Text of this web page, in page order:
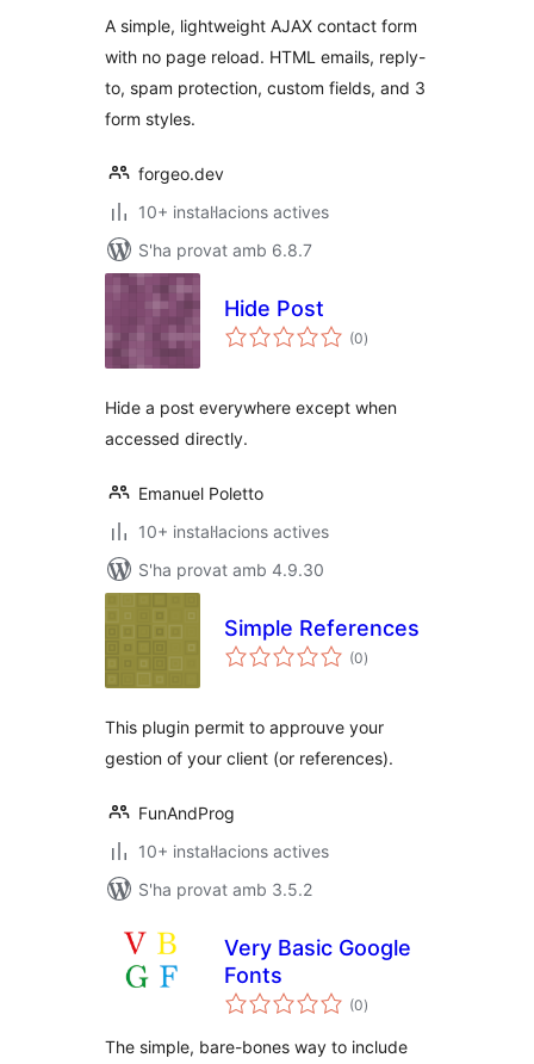
A simple, lightweight AJAX contact form
with no page reload. HTML emails, reply-
to, spam protection, custom fields, and 3
form styles.
forgeo.dev
10+ instal·lacions actives
S'ha provat amb 6.8.7
Hide Post
(0puntuacions
totals
)
Hide a post everywhere except when
accessed directly.
Emanuel Poletto
10+ instal·lacions actives
S'ha provat amb 4.9.30
Simple References
(0puntuacions
totals
)
This plugin permit to approuve your
gestion of your client (or references).
FunAndProg
10+ instal·lacions actives
S'ha provat amb 3.5.2
Very Basic Google
Fonts
(0puntuacions
totals
)
The simple, bare-bones way to include